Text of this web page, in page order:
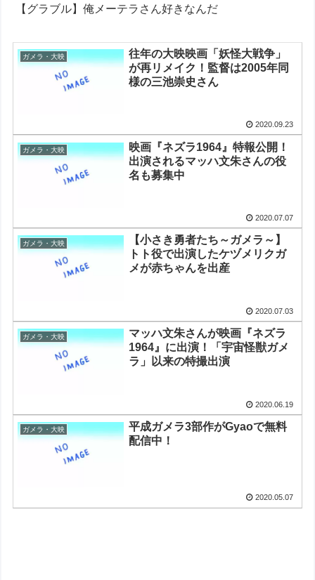
【グラブル】俺メーテラさん好きなんだ
ガメラ・大映
往年の大映映画「妖怪大戦争」
が再リメイク！監督は2005年同
様の三池崇史さん
2020.09.23
ガメラ・大映
映画『ネズラ1964』特報公開！
出演されるマッハ文朱さんの役
名も募集中
2020.07.07
ガメラ・大映
【小さき勇者たち～ガメラ～】
トト役で出演したケヅメリクガ
メが赤ちゃんを出産
2020.07.03
ガメラ・大映
マッハ文朱さんが映画『ネズラ
1964』に出演！「宇宙怪獣ガメ
ラ」以来の特撮出演
2020.06.19
ガメラ・大映
平成ガメラ3部作がGyaoで無料
配信中！
2020.05.07